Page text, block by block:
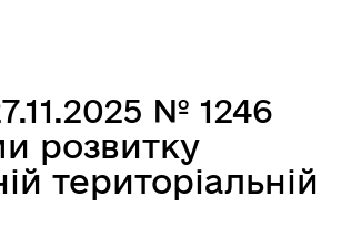
№ 1246
розвитку
територіальній